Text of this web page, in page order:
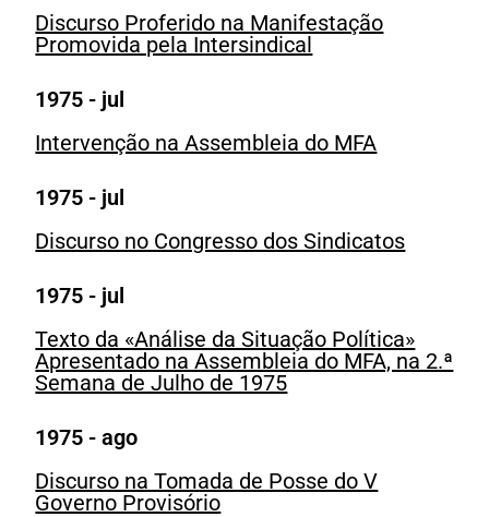
Discurso Proferido na Manifestação
Promovida pela Intersindical
1975 - jul
Intervenção na Assembleia do MFA
1975 - jul
Discurso no Congresso dos Sindicatos
1975 - jul
Texto da «Análise da Situação Política»
Apresentado na Assembleia do MFA, na 2.ª
Semana de Julho de 1975
1975 - ago
Discurso na Tomada de Posse do V
Governo Provisório